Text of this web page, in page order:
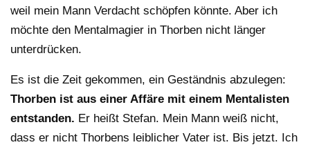
weil mein Mann Verdacht schöpfen könnte. Aber ich
möchte den Mentalmagier in Thorben nicht länger
unterdrücken.
Es ist die Zeit gekommen, ein Geständnis abzulegen:
Thorben ist aus einer Affäre mit einem Mentalisten
entstanden. Er heißt Stefan. Mein Mann weiß nicht,
dass er nicht Thorbens leiblicher Vater ist. Bis jetzt. Ich